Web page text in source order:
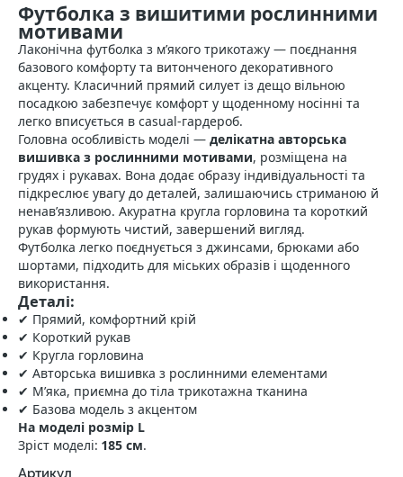
Футболка з вишитими рослинними
мотивами
Лаконічна футболка з м’якого трикотажу — поєднання
базового комфорту та витонченого декоративного
акценту. Класичний прямий силует із дещо вільною
посадкою забезпечує комфорт у щоденному носінні та
легко вписується в casual‑гардероб.
Головна особливість моделі — делікатна авторська
вишивка з рослинними мотивами, розміщена на
грудях і рукавах. Вона додає образу індивідуальності та
підкреслює увагу до деталей, залишаючись стриманою й
ненав’язливою. Акуратна кругла горловина та короткий
рукав формують чистий, завершений вигляд.
Футболка легко поєднується з джинсами, брюками або
шортами, підходить для міських образів і щоденного
використання.
Деталі:
✔ Прямий, комфортний крій
✔ Короткий рукав
✔ Кругла горловина
✔ Авторська вишивка з рослинними елементами
✔ М’яка, приємна до тіла трикотажна тканина
✔ Базова модель з акцентом
На моделі розмір L
Зріст моделі: 185 см.